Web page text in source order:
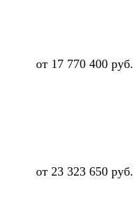
от 17 770 400 руб.
от 23 323 650 руб.